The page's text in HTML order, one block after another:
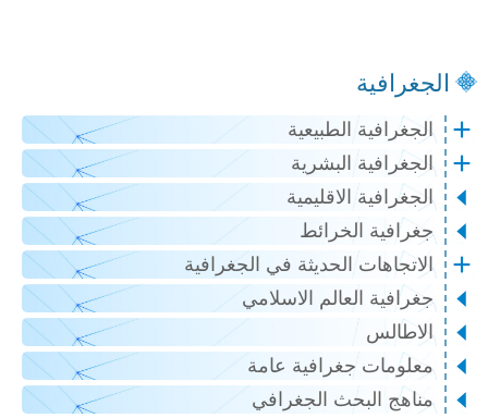
الجغرافية
الجغرافية الطبيعية
الجغرافية البشرية
الجغرافية الاقليمية
جغرافية الخرائط
الاتجاهات الحديثة في الجغرافية
جغرافية العالم الاسلامي
الاطالس
معلومات جغرافية عامة
مناهج البحث الجغرافي